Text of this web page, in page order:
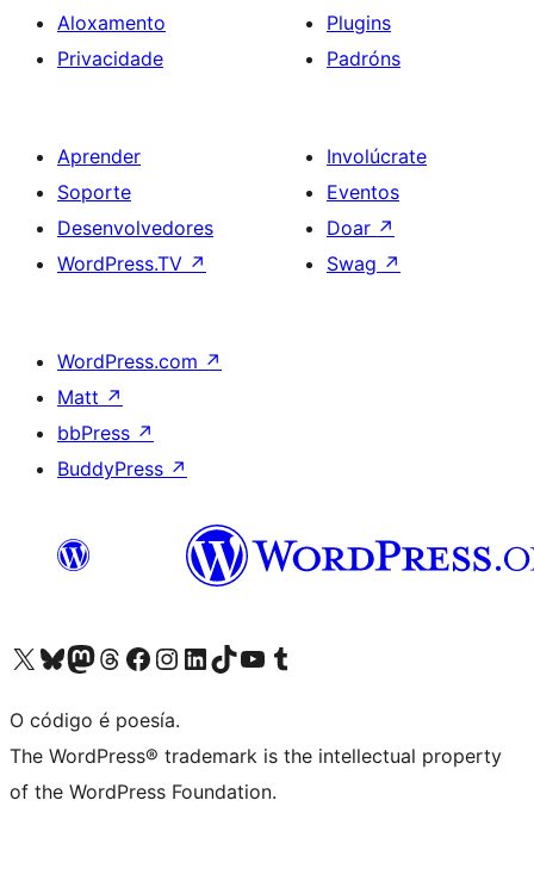
Aloxamento
Privacidade
Plugins
Padróns
Aprender
Soporte
Desenvolvedores
WordPress.TV ↗
Involúcrate
Eventos
Doar ↗
Swag ↗
WordPress.com ↗
Matt ↗
bbPress ↗
BuddyPress ↗
Visita la cuenta de X (anteriormente Twitter)
Visita a nosa conta de Bluesky
Visita a nosa conta de Mastodon
Visita a nosa conta de Threads
Visita a nosa páxina de Facebook
Visita a nosa conta de Instagram
Visita a nosa conta de LinkedIn
Visita a nosa conta de TikTok
Visita a nosa canle de YouTube
Visita a nosa conta de Tumblr
O código é poesía.
The WordPress® trademark is the intellectual property
of the WordPress Foundation.